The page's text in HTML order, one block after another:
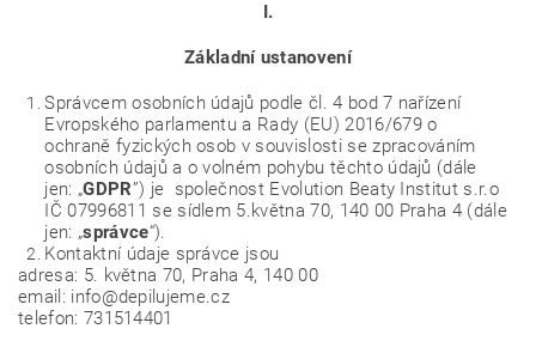
I.
Základní ustanovení
Správcem osobních údajů podle čl. 4 bod 7 nařízení
Evropského parlamentu a Rady (EU) 2016/679 o
ochraně fyzických osob v souvislosti se zpracováním
osobních údajů a o volném pohybu těchto údajů (dále
jen: „GDPR”) je společnost Evolution Beaty Institut s.r.o
IČ 07996811 se sídlem 5.května 70, 140 00 Praha 4 (dále
jen: „správce“).
Kontaktní údaje správce jsou
adresa: 5. května 70, Praha 4, 140 00
email: info@depilujeme.cz
telefon: 731514401